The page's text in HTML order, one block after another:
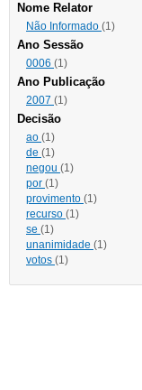
Nome Relator
Não Informado (1)
Ano Sessão
0006 (1)
Ano Publicação
2007 (1)
Decisão
ao (1)
de (1)
negou (1)
por (1)
provimento (1)
recurso (1)
se (1)
unanimidade (1)
votos (1)